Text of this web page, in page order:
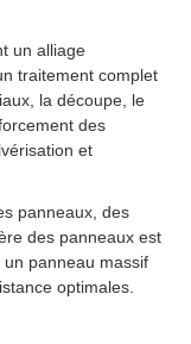
un alliage
traitement complet
la découpe, le
des
et
panneaux, des
des panneaux est
panneau massif
optimales.